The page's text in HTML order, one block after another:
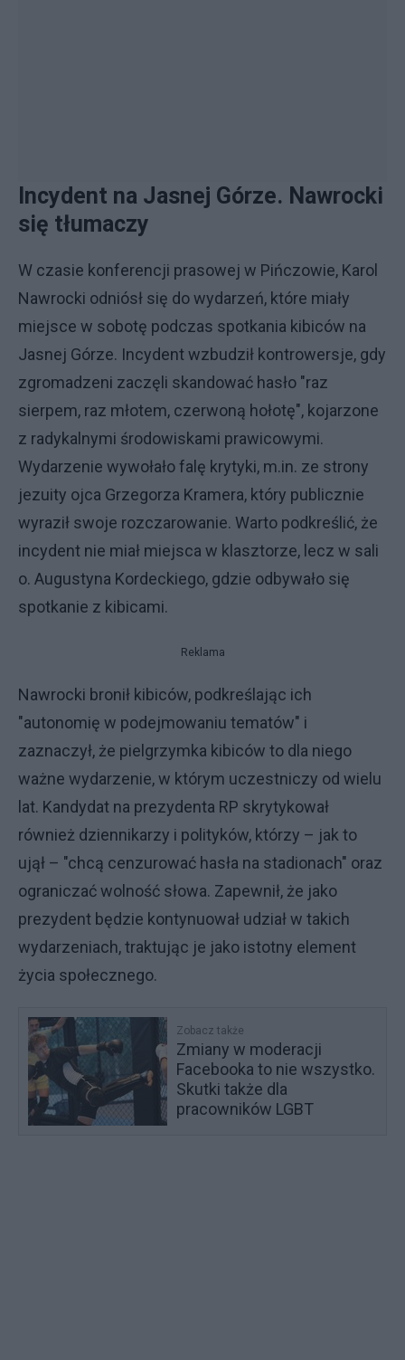
Incydent na Jasnej Górze. Nawrocki
się tłumaczy
W czasie konferencji prasowej w Pińczowie, Karol
Nawrocki odniósł się do wydarzeń, które miały
miejsce w sobotę podczas spotkania kibiców na
Jasnej Górze. Incydent wzbudził kontrowersje, gdy
zgromadzeni zaczęli skandować hasło "raz
sierpem, raz młotem, czerwoną hołotę", kojarzone
z radykalnymi środowiskami prawicowymi.
Wydarzenie wywołało falę krytyki, m.in. ze strony
jezuity ojca Grzegorza Kramera, który publicznie
wyraził swoje rozczarowanie. Warto podkreślić, że
incydent nie miał miejsca w klasztorze, lecz w sali
o. Augustyna Kordeckiego, gdzie odbywało się
spotkanie z kibicami.
Reklama
Nawrocki bronił kibiców, podkreślając ich
"autonomię w podejmowaniu tematów" i
zaznaczył, że pielgrzymka kibiców to dla niego
ważne wydarzenie, w którym uczestniczy od wielu
lat. Kandydat na prezydenta RP skrytykował
również dziennikarzy i polityków, którzy – jak to
ujął – "chcą cenzurować hasła na stadionach" oraz
ograniczać wolność słowa. Zapewnił, że jako
prezydent będzie kontynuował udział w takich
wydarzeniach, traktując je jako istotny element
życia społecznego.
Zobacz także
Zmiany w moderacji
Facebooka to nie wszystko.
Skutki także dla
pracowników LGBT